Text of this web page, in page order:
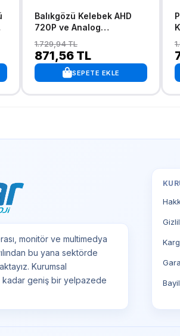
Balıkgözü Kelebek AHD
720P ve Analog
Geniş Açılı Geri Görüş
Kamerası
1.729,94 TL
871,56 TL
SEPETE EKLE
monitör ve multimedya
bu yana sektörde
Kurumsal
kadar geniş bir yelpazede